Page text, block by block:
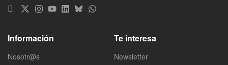
Información
Nosotr@s
Te interesa
Newsletter